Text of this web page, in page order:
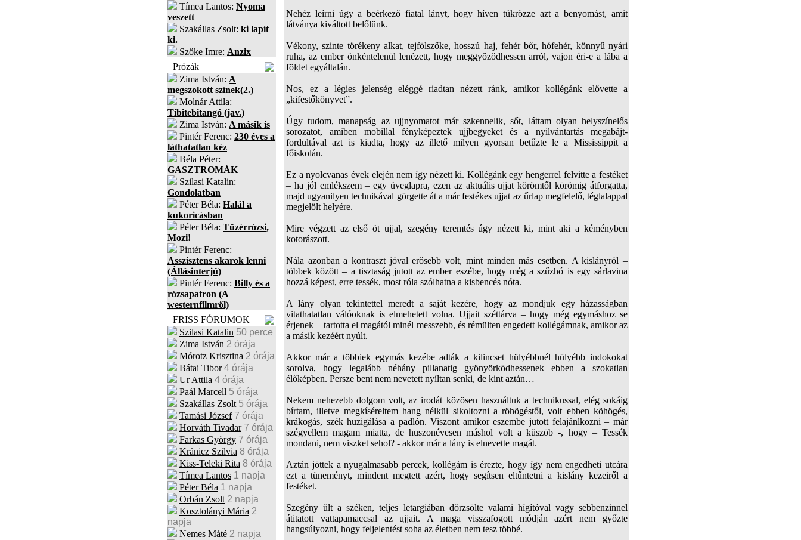
Tímea Lantos: Nyoma
veszett
Szakállas Zsolt: ki lapít
ki.
Szőke Imre: Anzix
Prózák
Zima István: A
megszokott színek(2.)
Molnár Attila:
Tibitebitangó (jav.)
Zima István: A másik is
Pintér Ferenc: 230 éves a
láthatatlan kéz
Béla Péter:
GASZTROMÁK
Szilasi Katalin:
Gondolatban
Péter Béla: Halál a
kukoricásban
Péter Béla: Tüzérrózsi,
Mozi!
Pintér Ferenc:
Asszisztens akarok lenni
(Állásinterjú)
Pintér Ferenc: Billy és a
rózsapatron (A
westernfilmről)
FRISS FÓRUMOK
Szilasi Katalin 50 perce
Zima István 2 órája
Mórotz Krisztina 2 órája
Bátai Tibor 4 órája
Ur Attila 4 órája
Paál Marcell 5 órája
Szakállas Zsolt 5 órája
Tamási József 7 órája
Horváth Tivadar 7 órája
Farkas György 7 órája
Kránicz Szilvia 8 órája
Kiss-Teleki Rita 8 órája
Tímea Lantos 1 napja
Péter Béla 1 napja
Orbán Zsolt 2 napja
Kosztolányi Mária 2
napja
Nemes Máté 2 napja
Nehéz leírni úgy a beérkező fiatal lányt, hogy híven tükrözze azt a benyomást, amit
látványa kiváltott belőlünk.
Vékony, szinte törékeny alkat, tejfölszőke, hosszú haj, fehér bőr, hófehér, könnyű nyári
ruha, az ember önkéntelenül lenézett, hogy meggyőződhessen arról, vajon éri-e a lába a
földet egyáltalán.
Nos, ez a légies jelenség eléggé riadtan nézett ránk, amikor kollégánk elővette a
„kifestőkönyvet”.
Úgy tudom, manapság az ujjnyomatot már szkennelik, sőt, láttam olyan helyszínelős
sorozatot, amiben mobillal fényképeztek ujjbegyeket és a nyilvántartás megabájt-
fordultával azt is kiadta, hogy az illető milyen gyorsan betűzte le a Mississippit a
főiskolán.
Ez a nyolcvanas évek elején nem így nézett ki. Kollégánk egy hengerrel felvitte a festéket
– ha jól emlékszem – egy üveglapra, ezen az aktuális ujjat körömtől körömig átforgatta,
majd ugyanilyen technikával görgette át a már festékes ujjat az űrlap megfelelő, téglalappal
megjelölt helyére.
Mire végzett az első öt ujjal, szegény teremtés úgy nézett ki, mint aki a kéményben
kotorászott.
Nála azonban a kontraszt jóval erősebb volt, mint minden más esetben. A kislányról –
többek között – a tisztaság jutott az ember eszébe, hogy még a szűzhó is egy sárlavina
hozzá képest, erre tessék, most róla szólhatna a kisbencés nóta.
A lány olyan tekintettel meredt a saját kezére, hogy az mondjuk egy házasságban
vitathatatlan válóoknak is elmehetett volna. Ujjait széttárva – hogy még egymáshoz se
érjenek – tartotta el magától minél messzebb, és rémülten engedett kollégámnak, amikor az
a másik kezéért nyúlt.
Akkor már a többiek egymás kezébe adták a kilincset hülyébbnél hülyébb indokokat
sorolva, hogy legalább néhány pillanatig gyönyörködhessenek ebben a szokatlan
élőképben. Persze bent nem nevetett nyíltan senki, de kint aztán…
Nekem nehezebb dolgom volt, az irodát közösen használtuk a technikussal, elég sokáig
bírtam, illetve megkíséreltem hang nélkül sikoltozni a röhögéstől, volt ebben köhögés,
krákogás, szék huzigálása a padlón. Viszont amikor eszembe jutott felajánlkozni – már
szégyellem magam miatta, de huszonévesen máshol volt a küszöb -, hogy – Tessék
mondani, nem viszket sehol? - akkor már a lány is elnevette magát.
Aztán jöttek a nyugalmasabb percek, kollégám is érezte, hogy így nem engedheti utcára
ezt a tüneményt, mindent megtett azért, hogy segítsen eltűntetni a kislány kezeiről a
festéket.
Szegény ült a széken, teljes letargiában dörzsölte valami hígítóval vagy sebbenzinnel
átitatott vattapamaccsal az ujjait. A maga visszafogott módján azért nem győzte
hangsúlyozni, hogy feljelentést soha az életben nem tesz többé.